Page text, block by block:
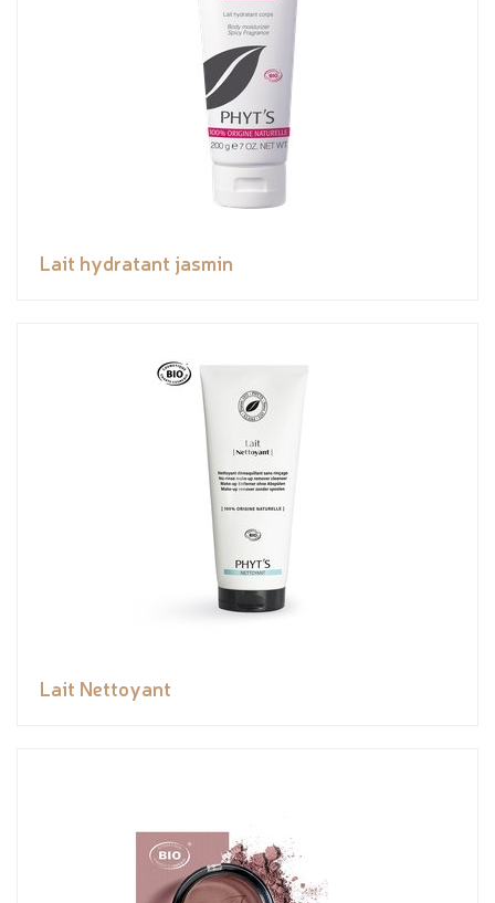
Lait hydratant jasmin
Lait Nettoyant